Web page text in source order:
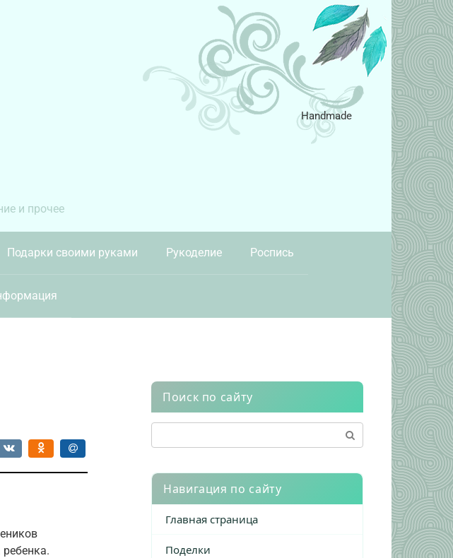
и прочее
Handmade
Подарки своими руками Рукоделие Роспись
Поиск по сайту
Навигация по сайту
Главная страница
Поделки